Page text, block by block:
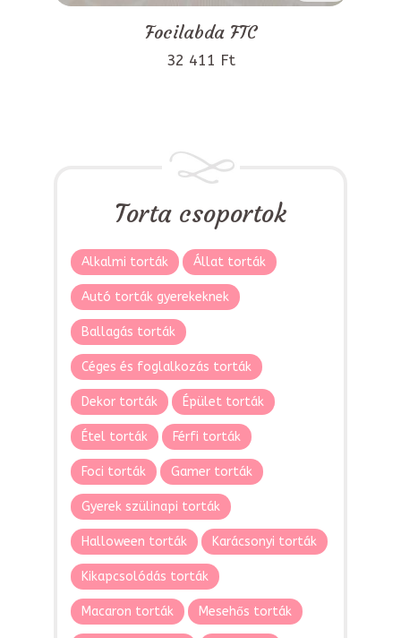
Focilabda FTC
32 411 Ft
Torta csoportok
Alkalmi torták Állat torták
Autó torták gyerekeknek
Ballagás torták
Céges és foglalkozás torták
Dekor torták Épület torták
Étel torták Férfi torták
Foci torták Gamer torták
Gyerek szülinapi torták
Halloween torták Karácsonyi torták
Kikapcsolódás torták
Macaron torták Mesehős torták